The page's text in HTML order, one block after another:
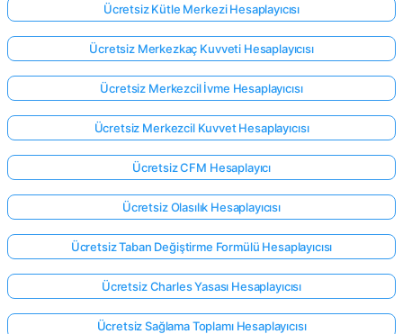
Ücretsiz Kütle Merkezi Hesaplayıcısı
Ücretsiz Merkezkaç Kuvveti Hesaplayıcısı
Ücretsiz Merkezcil İvme Hesaplayıcısı
Ücretsiz Merkezcil Kuvvet Hesaplayıcısı
Ücretsiz CFM Hesaplayıcı
Ücretsiz Olasılık Hesaplayıcısı
Ücretsiz Taban Değiştirme Formülü Hesaplayıcısı
Ücretsiz Charles Yasası Hesaplayıcısı
Ücretsiz Sağlama Toplamı Hesaplayıcısı